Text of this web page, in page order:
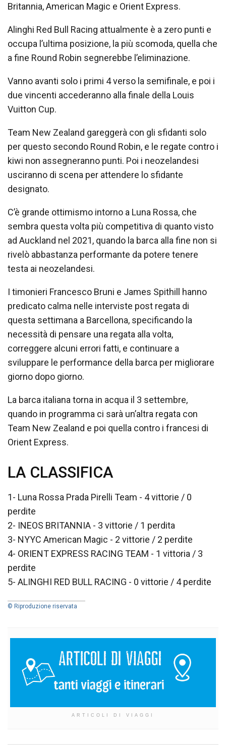
Britannia, American Magic e Orient Express.
Alinghi Red Bull Racing attualmente è a zero punti e
occupa l’ultima posizione, la più scomoda, quella che
a fine Round Robin segnerebbe l’eliminazione.
Vanno avanti solo i primi 4 verso la semifinale, e poi i
due vincenti accederanno alla finale della Louis
Vuitton Cup.
Team New Zealand gareggerà con gli sfidanti solo
per questo secondo Round Robin, e le regate contro i
kiwi non assegneranno punti. Poi i neozelandesi
usciranno di scena per attendere lo sfidante
designato.
C’è grande ottimismo intorno a Luna Rossa, che
sembra questa volta più competitiva di quanto visto
ad Auckland nel 2021, quando la barca alla fine non si
rivelò abbastanza performante da potere tenere
testa ai neozelandesi.
I timonieri Francesco Bruni e James Spithill hanno
predicato calma nelle interviste post regata di
questa settimana a Barcellona, specificando la
necessità di pensare una regata alla volta,
correggere alcuni errori fatti, e continuare a
sviluppare le performance della barca per migliorare
giorno dopo giorno.
La barca italiana torna in acqua il 3 settembre,
quando in programma ci sarà un’altra regata con
Team New Zealand e poi quella contro i francesi di
Orient Express.
LA CLASSIFICA
1- Luna Rossa Prada Pirelli Team - 4 vittorie / 0
perdite
2- INEOS BRITANNIA - 3 vittorie / 1 perdita
3- NYYC American Magic - 2 vittorie / 2 perdite
4- ORIENT EXPRESS RACING TEAM - 1 vittoria / 3
perdite
5- ALINGHI RED BULL RACING - 0 vittorie / 4 perdite
© Riproduzione riservata
ARTICOLI DI VIAGGI